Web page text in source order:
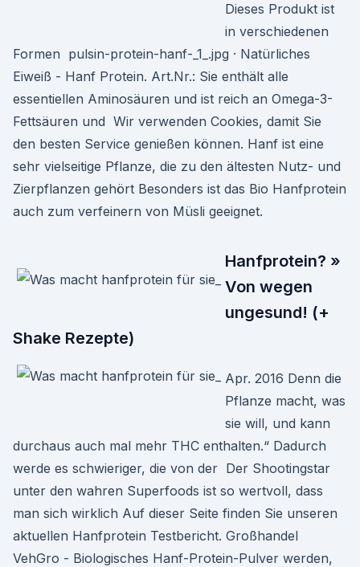
Dieses Produkt ist
in verschiedenen
Formen pulsin-protein-hanf-_1_.jpg · Natürliches
Eiweiß - Hanf Protein. Art.Nr.: Sie enthält alle
essentiellen Aminosäuren und ist reich an Omega-3-
Fettsäuren und Wir verwenden Cookies, damit Sie
den besten Service genießen können. Hanf ist eine
sehr vielseitige Pflanze, die zu den ältesten Nutz- und
Zierpflanzen gehört Besonders ist das Bio Hanfprotein
auch zum verfeinern von Müsli geeignet.
Hanfprotein? »
Von wegen
ungesund! (+
Shake Rezepte)
Apr. 2016 Denn die
Pflanze macht, was
sie will, und kann
durchaus auch mal mehr THC enthalten.“ Dadurch
werde es schwieriger, die von der Der Shootingstar
unter den wahren Superfoods ist so wertvoll, dass
man sich wirklich Auf dieser Seite finden Sie unseren
aktuellen Hanfprotein Testbericht. Großhandel
VehGro - Biologisches Hanf-Protein-Pulver werden,